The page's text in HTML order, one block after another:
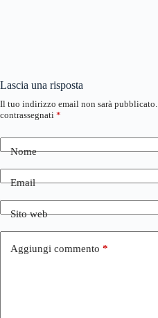
Lascia una risposta
Il tuo indirizzo email non sarà pubblicato.
contrassegnati *
Nome
Email
Sito web
Aggiungi commento *